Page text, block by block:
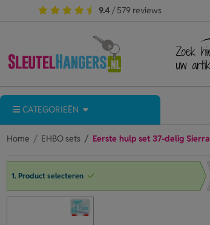
9.4 / 579 reviews
CATEGORIEËN
Home EHBO sets Eerste hulp set 37-delig Sierra
1. Product selecteren